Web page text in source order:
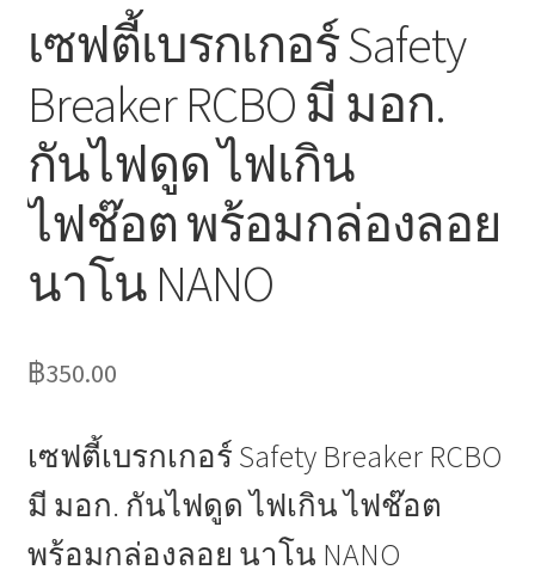
รับเหมาออกแบบติดตั้ง
วิธีการชำระเงิน
การจัดส่งสินค้า
เซฟตี้เบรกเกอร์ Safety
Breaker RCBO มี มอก.
กันไฟดูด ไฟเกิน
ไฟช๊อต พร้อมกล่องลอย
นาโน NANO
฿350.00
เซฟตี้เบรกเกอร์ Safety Breaker RCBO
มี มอก. กันไฟดูด ไฟเกิน ไฟช๊อต
พร้อมกล่องลอย นาโน NANO